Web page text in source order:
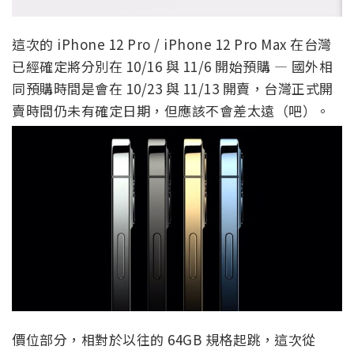
這次的 iPhone 12 Pro / iPhone 12 Pro Max 在台灣
已經確定將分別在 10/16 與 11/6 開始預購 — 國外相
同預購時間是會在 10/23 與 11/13 開賣，台灣正式開
賣時間仍未有確定日期，但應該不會差太遠（吧）。
價位部分，相對於以往的 64GB 規格起跳，這次從